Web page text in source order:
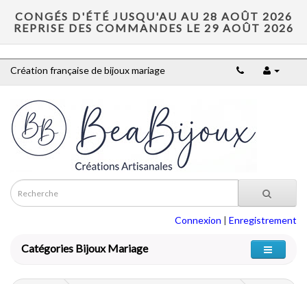
CONGÉS D'ÉTÉ JUSQU'AU AU 28 AOÛT 2026
REPRISE DES COMMANDES LE 29 AOÛT 2026
Création française de bijoux mariage
Connexion | Enregistrement
Catégories Bijoux Mariage